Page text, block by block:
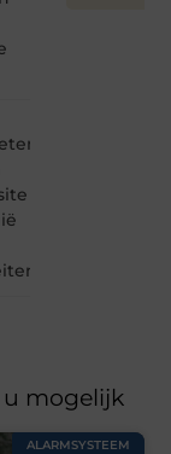
u mogelijk
ALARMSYSTEEM